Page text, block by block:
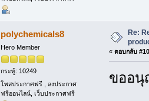
polychemicals8
Hero Member
กระทู้: 10249
โพสประกาศฟรี , ลงประกาศ
ฟรีออนไลน์, เว็บประกาศฟรี
Re:
« ตอบกลับ
ขออนุ